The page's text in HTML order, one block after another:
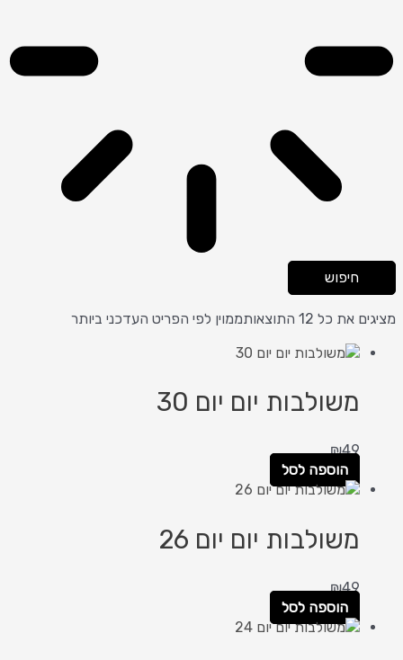
חיפוש
מציגים את כל ⁦12⁩ התוצאות ממוין לפי הפריט העדכני ביותר
משולבות יום יום 30
₪49
הוספה לסל
משולבות יום יום 26
₪49
הוספה לסל